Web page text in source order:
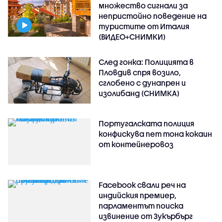
множество сигнали за
непристойно поведение на
туристите от Италия
(ВИДЕО+СНИМКИ)
След гонка: Полицията в
Пловдив спря возило,
сглобено с дунапрен и
изолибанд (СНИМКА)
Португалската полиция
конфискува пет тона кокаин
от контейнеровоз
Facebook свали реч на
индийския премиер,
парламентът поиска
извинение от Зукърбърг